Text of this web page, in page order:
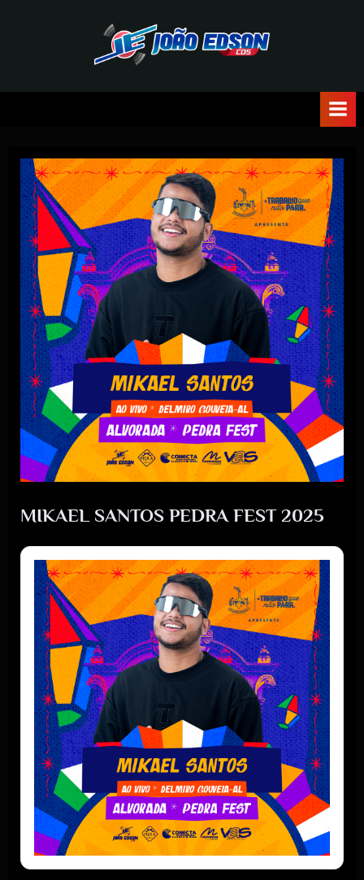
O
E
D
S
O
N
D
MIKAEL SANTOS PEDRA FEST 2025